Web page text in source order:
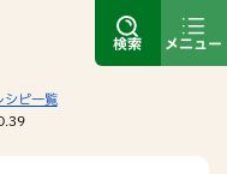
検索 メニュー
シピ一覧